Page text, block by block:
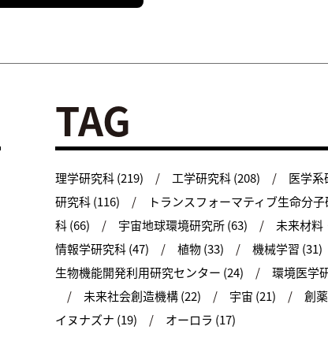
TAG
理学研究科 (219) 工学研究科 (208) 医学系
研究科 (116)
トランスフォーマティブ生命分
科 (66)
宇宙地球環境研究所 (63)
未来材料
情報学研究科 (47)
植物 (33) 機械学習 (31)
生物機能開発利用研究センター (24)
環境医学
未来社会創造機構 (22)
宇宙 (21) 創
イヌナズナ (19)
オーロラ (17)